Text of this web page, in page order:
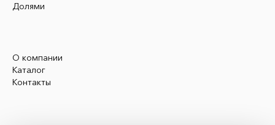
Долями
О компании
Каталог
Контакты